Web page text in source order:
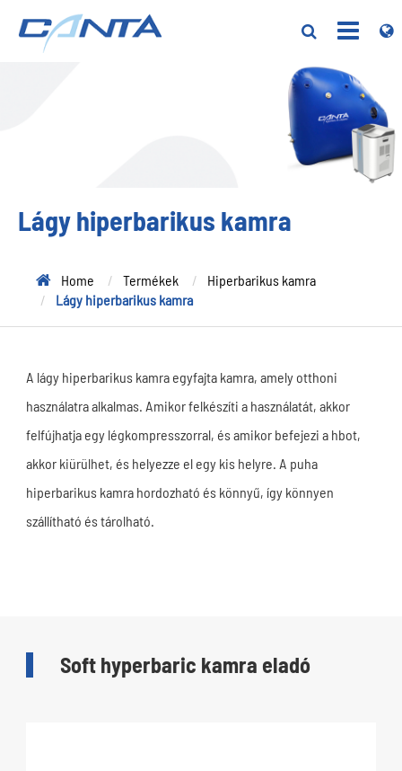
Lágy hiperbarikus kamra
Home Termékek
Hiperbarikus kamra
Lágy hiperbarikus kamra
A lágy hiperbarikus kamra egyfajta kamra, amely otthoni
használatra alkalmas. Amikor felkészíti a használatát, akkor
felfújhatja egy légkompresszorral, és amikor befejezi a hbot,
akkor kiürülhet, és helyezze el egy kis helyre. A puha
hiperbarikus kamra hordozható és könnyű, így könnyen
szállítható és tárolható.
Soft hyperbaric kamra eladó